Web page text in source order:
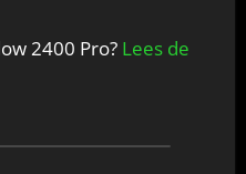
2400 Pro? Lees de